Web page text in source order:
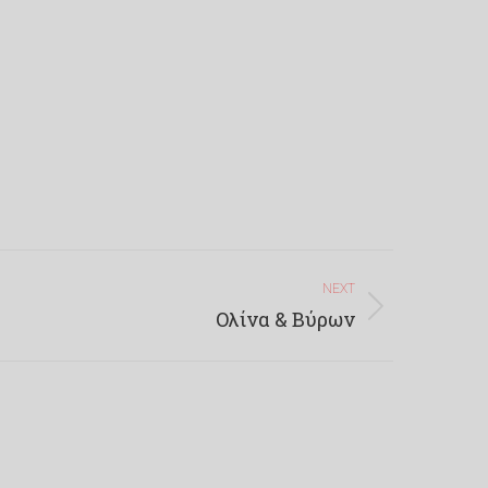
NEXT
Ολίνα & Βύρων